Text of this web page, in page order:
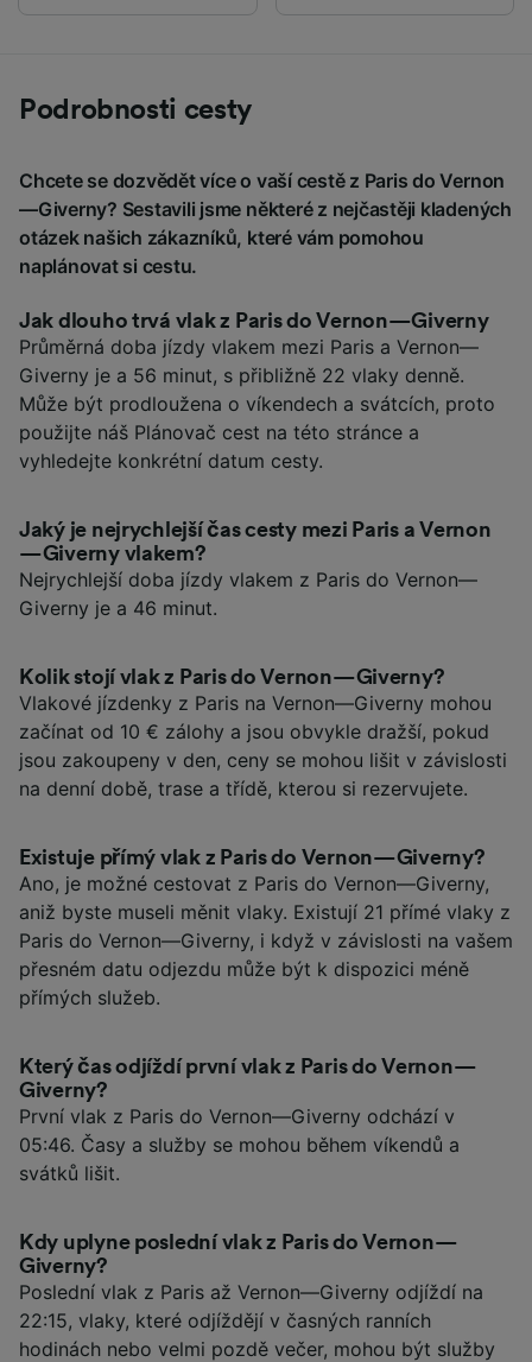
Podrobnosti cesty
Chcete se dozvědět více o vaší cestě z Paris do Vernon
—Giverny? Sestavili jsme některé z nejčastěji kladených
otázek našich zákazníků, které vám pomohou
naplánovat si cestu.
Jak dlouho trvá vlak z Paris do Vernon—Giverny
Průměrná doba jízdy vlakem mezi Paris a Vernon—
Giverny je a 56 minut, s přibližně 22 vlaky denně.
Může být prodloužena o víkendech a svátcích, proto
použijte náš Plánovač cest na této stránce a
vyhledejte konkrétní datum cesty.
Jaký je nejrychlejší čas cesty mezi Paris a Vernon
—Giverny vlakem?
Nejrychlejší doba jízdy vlakem z Paris do Vernon—
Giverny je a 46 minut.
Kolik stojí vlak z Paris do Vernon—Giverny?
Vlakové jízdenky z Paris na Vernon—Giverny mohou
začínat od 10 € zálohy a jsou obvykle dražší, pokud
jsou zakoupeny v den, ceny se mohou lišit v závislosti
na denní době, trase a třídě, kterou si rezervujete.
Existuje přímý vlak z Paris do Vernon—Giverny?
Ano, je možné cestovat z Paris do Vernon—Giverny,
aniž byste museli měnit vlaky. Existují 21 přímé vlaky z
Paris do Vernon—Giverny, i když v závislosti na vašem
přesném datu odjezdu může být k dispozici méně
přímých služeb.
Který čas odjíždí první vlak z Paris do Vernon—
Giverny?
První vlak z Paris do Vernon—Giverny odchází v
05:46. Časy a služby se mohou během víkendů a
svátků lišit.
Kdy uplyne poslední vlak z Paris do Vernon—
Giverny?
Poslední vlak z Paris až Vernon—Giverny odjíždí na
22:15, vlaky, které odjíždějí v časných ranních
hodinách nebo velmi pozdě večer, mohou být služby